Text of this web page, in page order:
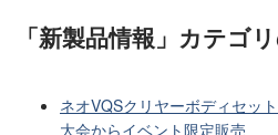
「新製品情報」カテゴリ
ネオVQSクリヤーボディセッ
大会からイベント限定販売